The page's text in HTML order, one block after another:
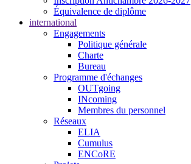
Équivalence de diplôme
international
Engagements
Politique générale
Charte
Bureau
Programme d'échanges
OUTgoing
INcoming
Membres du personnel
Réseaux
ELIA
Cumulus
ENCoRE